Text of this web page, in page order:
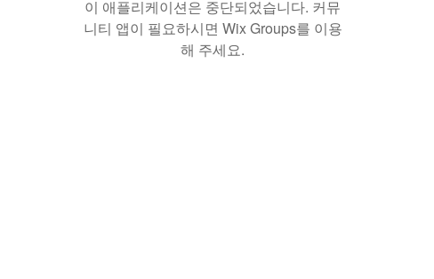
이 애플리케이션은 중단되었습니다. 커뮤
니티 앱이 필요하시면 Wix Groups를 이용
해 주세요.